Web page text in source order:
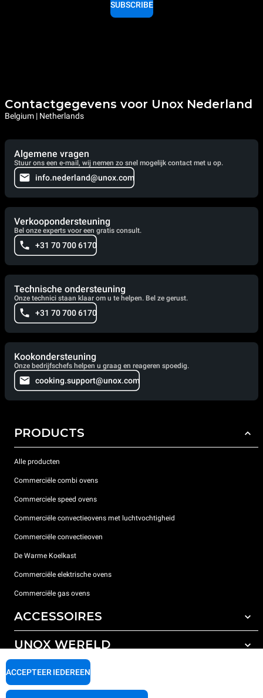
SUBSCRIBE
Contactgegevens voor Unox Nederland
Belgium | Netherlands
Algemene vragen
Stuur ons een e-mail, wij nemen zo snel mogelijk contact met u op.
info.nederland@unox.com
Verkoopondersteuning
Bel onze experts voor een gratis consult.
+31 70 700 6170
Technische ondersteuning
Onze technici staan klaar om u te helpen. Bel ze gerust.
+31 70 700 6170
Kookondersteuning
Onze bedrijfschefs helpen u graag en reageren spoedig.
cooking.support@unox.com
PRODUCTS
Alle producten
Commerciële combi ovens
Commerciele speed ovens
Commerciële convectieovens met luchtvochtigheid
Commerciële convectieoven
De Warme Koelkast
Commerciële elektrische ovens
Commerciële gas ovens
ACCESSOIRES
All the accessories
Detergenten voor automatisch wassen
Detergenten voor handmatig wassen
UNOX WERELD
Onze vestigingen wereldwijd
ONDERSTEUNING
ACCEPTEER IEDEREEN